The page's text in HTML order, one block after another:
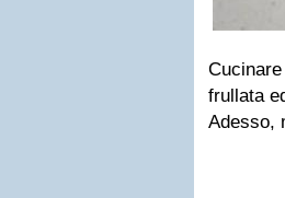
frullata
Adesso,